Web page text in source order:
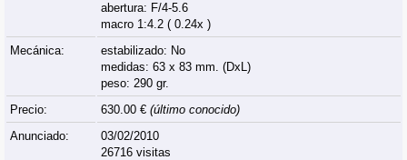
abertura: F/4-5.6
macro 1:4.2 ( 0.24x )
Mecánica:
estabilizado: No
medidas: 63 x 83 mm. (DxL)
peso: 290 gr.
Precio:
630.00 € (último conocido)
Anunciado:
03/02/2010
26716 visitas